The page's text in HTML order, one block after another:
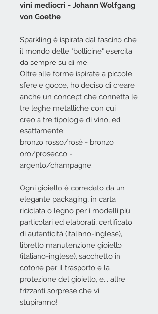
vini mediocri - Johann Wolfgang
von Goethe
Sparkling è ispirata dal fascino che
il mondo delle "bollicine" esercita
da sempre su di me.
Oltre alle forme ispirate a piccole
sfere e gocce, ho deciso di creare
anche un concept che connetta le
tre leghe metalliche con cui
creo a tre tipologie di vino, ed
esattamente:
bronzo rosso/rosé - bronzo
oro/prosecco -
argento/champagne.
Ogni gioiello è corredato da un
elegante packaging, in carta
riciclata o legno per i modelli più
particolari ed elaborati, certificato
di autenticità (italiano-inglese),
libretto manutenzione gioiello
(italiano-inglese), sacchetto in
cotone per il trasporto e la
protezione del gioiello, e... altre
frizzanti sorprese che vi
stupiranno!